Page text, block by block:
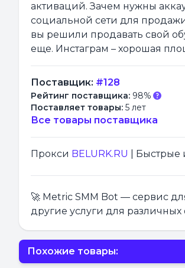
активаций. Зачем нужны
социальной сети для
вы решили продавать свой
еще. Инстаграм – хорошая
Поставщик: #128
Рейтинг поставщика: 98%
Поставляет товары: 5 лет
Все товары поставщика
Прокси BELURK.RU | Быстрые
🚀 Metric SMM Bot — сервис
другие услуги для
Похожие товары: